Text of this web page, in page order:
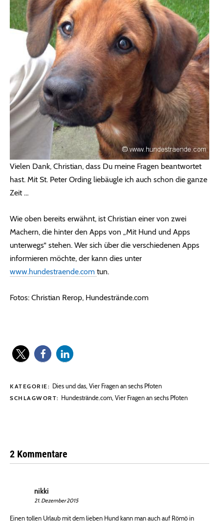
Vielen Dank, Christian, dass Du meine Fragen beantwortet
hast. Mit St. Peter Ording liebäugle ich auch schon die ganze
Zeit …
Wie oben bereits erwähnt, ist Christian einer von zwei
Machern, die hinter den Apps von „Mit Hund und Apps
unterwegs“ stehen. Wer sich über die verschiedenen Apps
informieren möchte, der kann dies unter
www.hundestraende.com tun.
Fotos: Christian Rerop, Hundestrände.com
KATEGORIE: Dies und das,Vier Fragen an sechs Pfoten
SCHLAGWORT: Hundestrände.com,Vier Fragen an sechs Pfoten
2 Kommentare
nikki
21. Dezember 2015
Einen tollen Urlaub mit dem lieben Hund kann man auch auf Römö in